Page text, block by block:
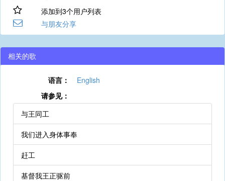
添加到3个用户列表
与朋友分享
相关的歌
语言：
English
请参见：
与王同工
我们进入身体事奉
赶工
基督我王正驱前